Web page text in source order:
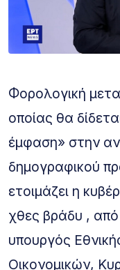
Φορολογική
οποίας θα
έμφαση» στην
δημογραφικού
ετοιμάζει η
χθες βράδυ ,
υπουργός
Οικονομικών,